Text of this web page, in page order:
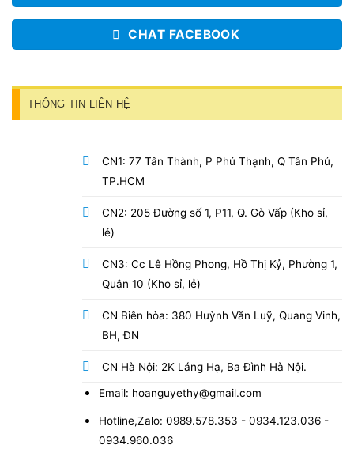
CHAT FACEBOOK
THÔNG TIN LIÊN HỆ
CN1: 77 Tân Thành, P Phú Thạnh, Q Tân Phú,
TP.HCM
CN2: 205 Đường số 1, P11, Q. Gò Vấp (Kho sỉ,
lẻ)
CN3: Cc Lê Hồng Phong, Hồ Thị Kỷ, Phường 1,
Quận 10 (Kho sỉ, lẻ)
CN Biên hòa: 380 Huỳnh Văn Luỹ, Quang Vinh,
BH, ĐN
CN Hà Nội: 2K Láng Hạ, Ba Đình Hà Nội.
Email: hoanguyethy@gmail.com
Hotline,Zalo: 0989.578.353 - 0934.123.036 -
0934.960.036